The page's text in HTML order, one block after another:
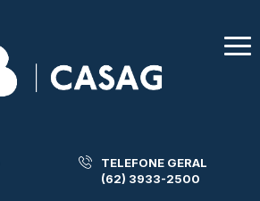
TELEFONE GERAL
(62) 3933-2500